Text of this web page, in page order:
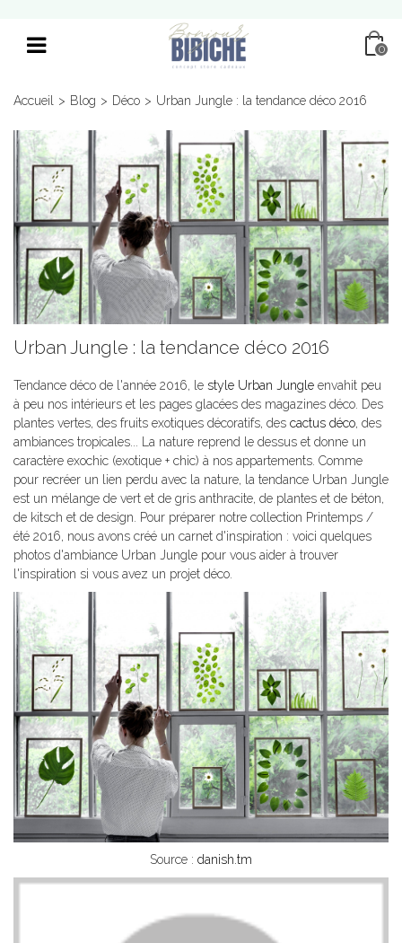
0
Accueil > Blog > Déco > Urban Jungle : la tendance déco 2016
Urban Jungle : la tendance déco 2016
Tendance déco de l'année 2016, le style Urban Jungle envahit peu
à peu nos intérieurs et les pages glacées des magazines déco. Des
plantes vertes, des fruits exotiques décoratifs, des cactus déco, des
ambiances tropicales... La nature reprend le dessus et donne un
caractère exochic (exotique + chic) à nos appartements. Comme
pour recréer un lien perdu avec la nature, la tendance Urban Jungle
est un mélange de vert et de gris anthracite, de plantes et de béton,
de kitsch et de design. Pour préparer notre collection Printemps /
été 2016, nous avons créé un carnet d'inspiration : voici quelques
photos d'ambiance Urban Jungle pour vous aider à trouver
l'inspiration si vous avez un projet déco.
Source : danish.tm